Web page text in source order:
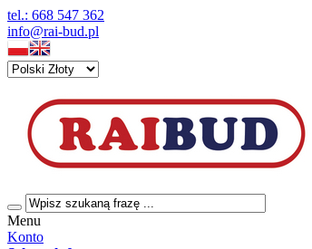
tel.: 668 547 362
info@rai-bud.pl
Menu
Konto